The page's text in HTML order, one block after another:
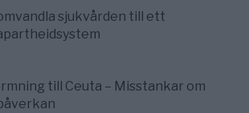
sjukvården till ett
till Ceuta – Misstankar om